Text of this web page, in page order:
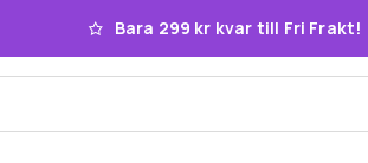
Bara 299 kr kvar till Fri Frakt!